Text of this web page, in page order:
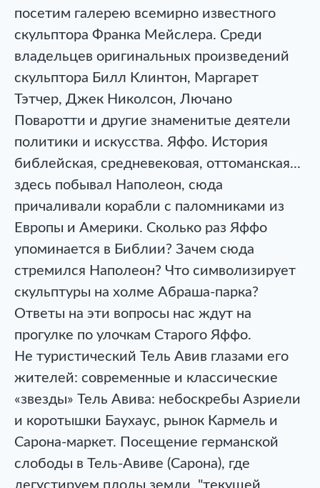
посетим галерею всемирно известного
скульптора Франка Мейслера. Среди
владельцев оригинальных произведений
скульптора Билл Клинтон, Маргарет
Тэтчер, Джек Николсон, Лючано
Поваротти и другие знаменитые деятели
политики и искусства. Яффо. История
библейская, средневековая, оттоманская...
здесь побывал Наполеон, сюда
причаливали корабли с паломниками из
Европы и Америки. Сколько раз Яффо
упоминается в Библии? Зачем сюда
стремился Наполеон? Что символизирует
скульптуры на холме Абраша-парка?
Ответы на эти вопросы нас ждут на
прогулке по улочкам Старого Яффо.
Не туристический Тель Авив глазами его
жителей: современные и классические
«звезды» Тель Авива: небоскребы Азриели
и коротышки Баухаус, рынок Кармель и
Сарона-маркет. Посещение германской
слободы в Тель-Авиве (Сарона), где
дегустируем плоды земли, "текущей